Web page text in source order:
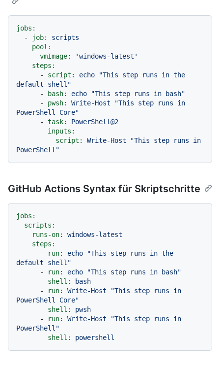
jobs:
-
job:
scripts
pool:
vmImage:
'windows-latest'
steps:
-
script: echo
"This step runs in the
default shell"
-
bash: echo
"This step runs in bash"
-
pwsh: Write-Host
"This step runs in
PowerShell Core"
-
task:
PowerShell@2
inputs:
script:
Write-Host
"This step runs in
PowerShell"
GitHub Actions Syntax für Skriptschritte
jobs:
scripts:
runs-on:
windows-latest
steps:
-
run: echo
"This step runs in the
default shell"
-
run: echo
"This step runs in bash"
shell:
bash
-
run: Write-Host
"This step runs in
PowerShell Core"
shell:
pwsh
-
run: Write-Host
"This step runs in
PowerShell"
shell:
powershell